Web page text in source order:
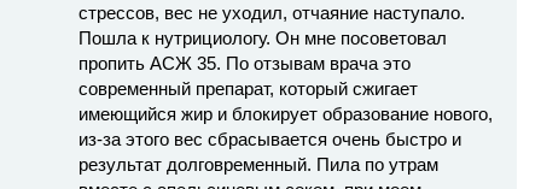
стрессов, вес не уходил, отчаяние наступало.
Пошла к нутрициологу. Он мне посоветовал
пропить АСЖ 35. По отзывам врача это
современный препарат, который сжигает
имеющийся жир и блокирует образование нового,
из-за этого вес сбрасывается очень быстро и
результат долговременный. Пила по утрам